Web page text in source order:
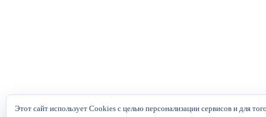
Этот сайт использует Cookies с целью персонализации сервисов и для